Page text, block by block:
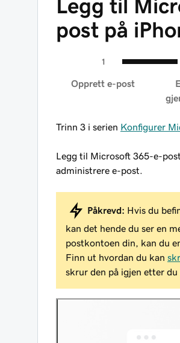
Legg til
post på
Opprett e-post
Trinn 3 i serien Konfigurer
Legg til Microsoft 365-e-
administrere e-post.
Påkrevd: Hvis du
kan det hende du ser en
postkontoen din, kan du
Finn ut hvordan du kan
skrur den på igjen etter du